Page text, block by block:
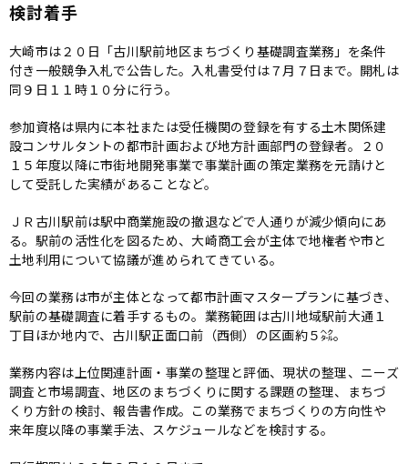
検討着手
大崎市は２０日「古川駅前地区まちづくり基礎調査業務」を条件
付き一般競争入札で公告した。入札書受付は７月７日まで。開札は
同９日１１時１０分に行う。
参加資格は県内に本社または受任機関の登録を有する土木関係建
設コンサルタントの都市計画および地方計画部門の登録者。２０
１５年度以降に市街地開発事業で事業計画の策定業務を元請けと
して受託した実績があることなど。
ＪＲ古川駅前は駅中商業施設の撤退などで人通りが減少傾向にあ
る。駅前の活性化を図るため、大崎商工会が主体で地権者や市と
土地利用について協議が進められてきている。
今回の業務は市が主体となって都市計画マスタープランに基づき、
駅前の基礎調査に着手するもの。業務範囲は古川地域駅前大通１
丁目ほか地内で、古川駅正面口前（西側）の区画約５㌶。
業務内容は上位関連計画・事業の整理と評価、現状の整理、ニーズ
調査と市場調査、地区のまちづくりに関する課題の整理、まちづ
くり方針の検討、報告書作成。この業務でまちづくりの方向性や
来年度以降の事業手法、スケジュールなどを検討する。